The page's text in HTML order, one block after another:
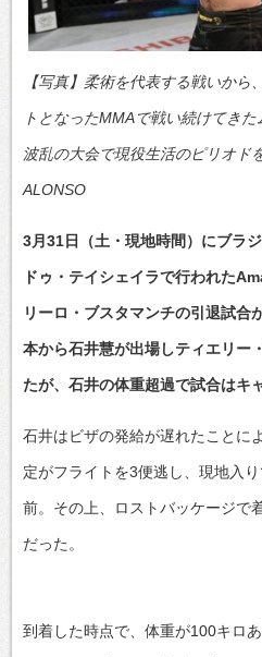
【写真】柔術を代表する戦いか
トとなったMMAで戦い続けてきた
波乱の大会で現役生活のピリオド
ALONSO
3月31日（土・現地時間）にブラ
ドゥ・テイシェイラで行われた
リーロ・ブスタマンチの引退試合
本から石井慧が出場しティエリー
たが、石井の体重超過で試合はキ
石井はビザの発給が遅れたことに
定がフライトを3便逃し、現地入
前。その上、ロストバッケージで
だった。
到着した時点で、体重が100キロ